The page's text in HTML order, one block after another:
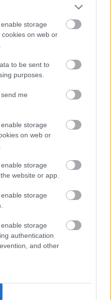
storage
on web or
to be sent to
purposes.
me
storage
on web or
storage
website or app.
storage
storage
authentication
and other
Bemész, bezárul
kezelőbe, kidobja,
Egyszerre 2 ember
ennél többen vannak
Leteszteltük. Amúgy
gyorsan ki
80%-nak